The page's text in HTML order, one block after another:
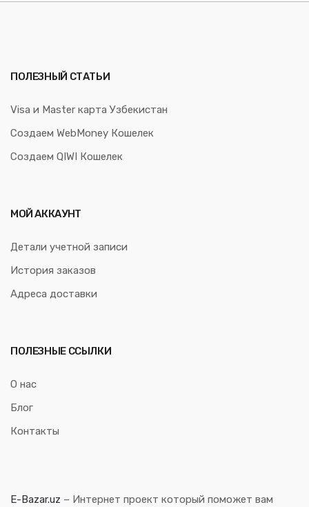
ПОЛЕЗНЫЙ СТАТЬИ
Visa и Master карта Узбекистан
Создаем WebMoney Кошелек
Создаем QIWI Кошелек
МОЙ АККАУНТ
Детали учетной записи
История заказов
Адреса доставки
ПОЛЕЗНЫЕ ССЫЛКИ
О нас
Блог
Контакты
E-Bazar.uz – Интернет проект который поможет вам